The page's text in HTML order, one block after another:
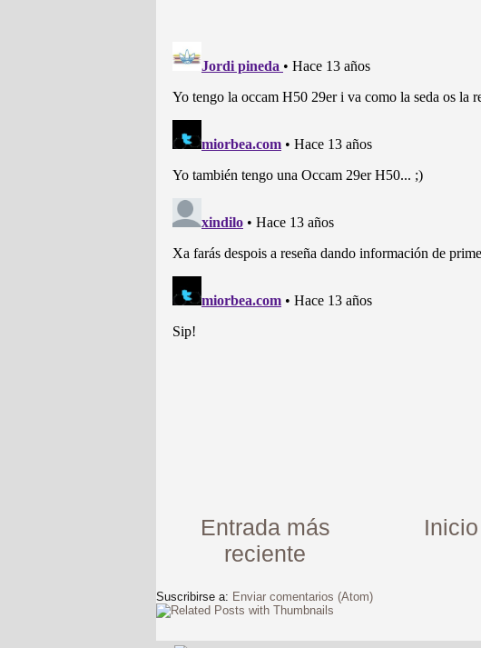
Entrada más
reciente
Inicio
Suscribirse a: Enviar comentarios (Atom)